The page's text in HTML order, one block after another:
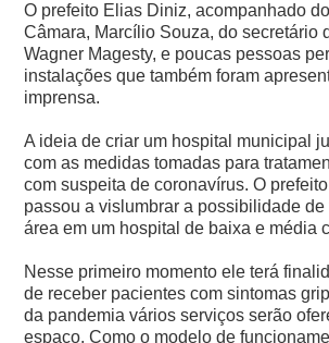
O prefeito Elias Diniz, acompanhado
Câmara, Marcílio Souza, do secretário
Wagner Magesty, e poucas pessoas
instalações que também foram
imprensa.
A ideia de criar um hospital municipal
com as medidas tomadas para
com suspeita de coronavírus. O
passou a vislumbrar a possibilidade de
área em um hospital de baixa e média
Nesse primeiro momento ele terá
de receber pacientes com sintomas
da pandemia vários serviços serão
espaço. Como o modelo de